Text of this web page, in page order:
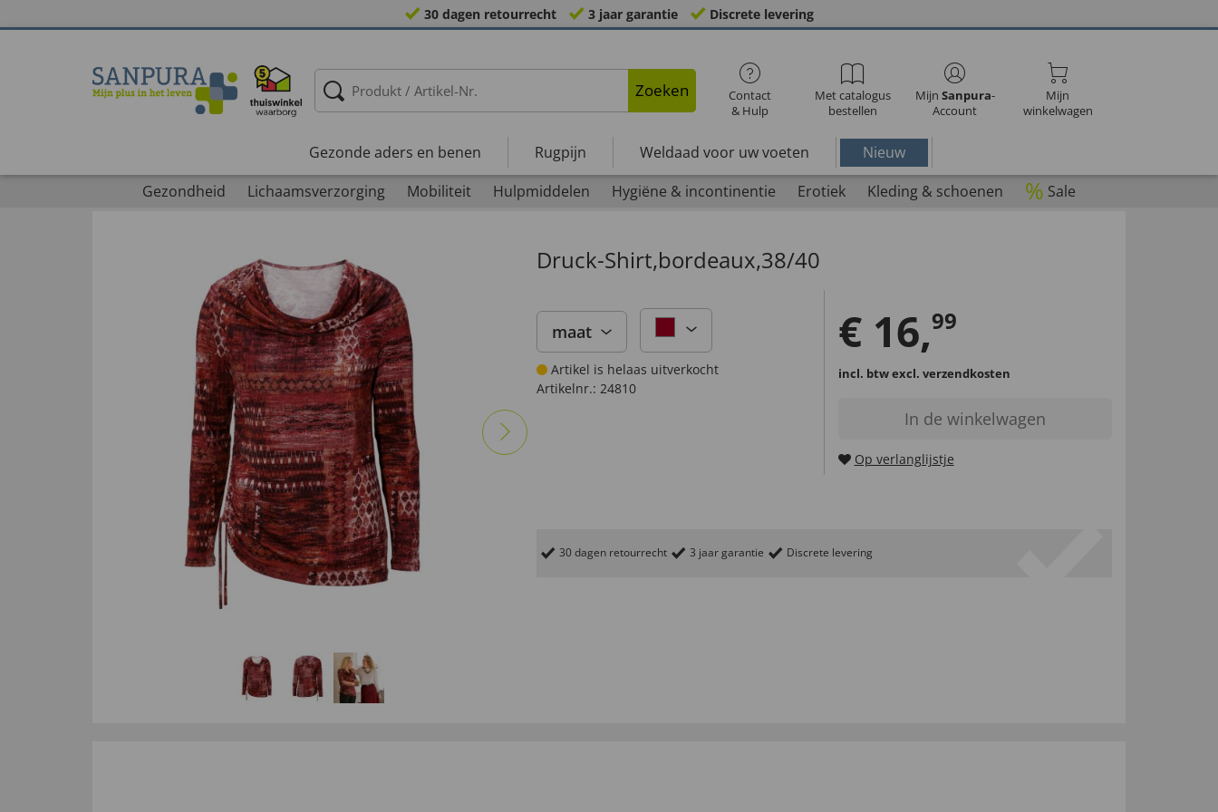
30 dagen retourrecht 3 jaar garantie Discrete levering
Zoeken
Contact
& Hulp
Met catalogus
bestellen
Mijn Sanpura-
Account
Mijn
winkelwagen
Gezonde aders en benen Rugpijn Weldaad voor uw voeten
Nieuw
Gezondheid
Lichaamsverzorging Mobiliteit Hulpmiddelen Hygiëne & incontinentie Erotiek Kleding & schoenen % Sale
Druck-Shirt,bordeaux,38/40
maat
Artikel is helaas uitverkocht
Artikelnr.: 24810
€ 16,99
incl. btwexcl. verzendkosten
In de winkelwagen
Op verlanglijstje
30 dagen retourrecht 3 jaar garantie Discrete levering